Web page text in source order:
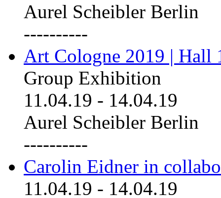
Aurel Scheibler Berlin
----------
Art Cologne 2019 | Hall
Group Exhibition
11.04.19 - 14.04.19
Aurel Scheibler Berlin
----------
Carolin Eidner in
11.04.19 - 14.04.19